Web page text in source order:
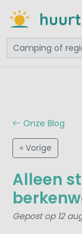
Onze Blog
« Vorige
Alleen
Gepost op 12